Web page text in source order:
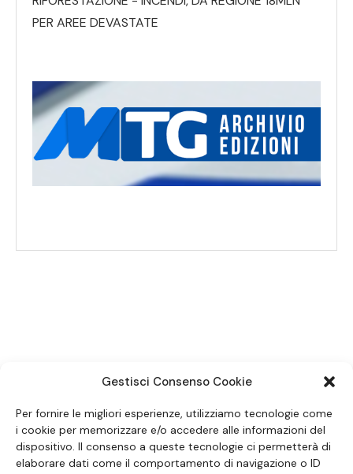
Gestisci Consenso Cookie
Per fornire le migliori esperienze, utilizziamo tecnologie come
i cookie per memorizzare e/o accedere alle informazioni del
dispositivo. Il consenso a queste tecnologie ci permetterà di
elaborare dati come il comportamento di navigazione o ID
PER AREE DEVASTATE